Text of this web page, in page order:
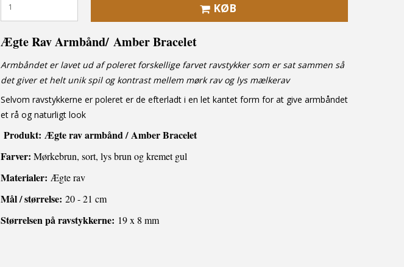
KØB
Ægte Rav Armbånd/ Amber Bracelet
Armbåndet er lavet ud af poleret forskellige farvet ravstykker som er sat sammen så
det giver et helt unik spil og kontrast mellem mørk rav og lys mælkerav
Selvom ravstykkerne er poleret er de efterladt i en let kantet form for at give armbåndet
et rå og naturligt look
Produkt: Ægte rav armbånd /Amber Bracelet
Farver: Mørkebrun, sort, lys brun og kremet gul
Materialer: Ægte rav
Mål / størrelse: 20 - 21 cm
Størrelsen på ravstykkerne: 19 x 8 mm